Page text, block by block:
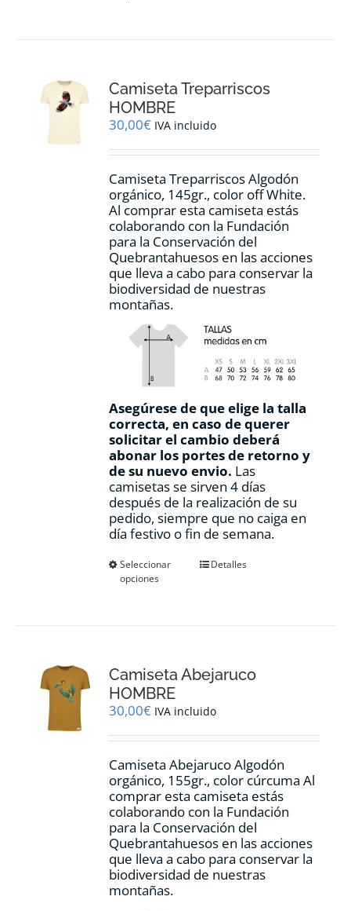
se
elegir
la
de
producto
Camiseta Treparriscos
HOMBRE
30,00€ IVA incluido
Camiseta Treparriscos Algodón
orgánico, 145gr., color off White.
Al comprar esta camiseta estás
colaborando con la Fundación
para la Conservación del
Quebrantahuesos en las acciones
que lleva a cabo para conservar la
biodiversidad de nuestras
montañas.
Asegúrese de que elige la talla
correcta, en caso de querer
solicitar el cambio deberá
abonar los portes de retorno y
de su nuevo envio. Las
camisetas se sirven 4 días
después de la realización de su
pedido, siempre que no caiga en
día festivo o fin de semana.
Seleccionar
opciones
Este
se
elegir
la
de
producto
Detalles
Camiseta Abejaruco
HOMBRE
30,00€ IVA incluido
Camiseta Abejaruco Algodón
orgánico, 155gr., color cúrcuma Al
comprar esta camiseta estás
colaborando con la Fundación
para la Conservación del
Quebrantahuesos en las acciones
que lleva a cabo para conservar la
biodiversidad de nuestras
montañas.